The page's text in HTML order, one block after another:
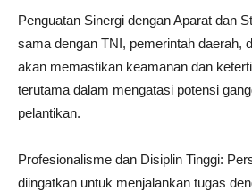
Penguatan Sinergi dengan Aparat dan
sama dengan TNI, pemerintah daerah,
akan memastikan keamanan dan
terutama dalam mengatasi potensi
pelantikan.
Profesionalisme dan Disiplin Tinggi:
diingatkan untuk menjalankan tugas